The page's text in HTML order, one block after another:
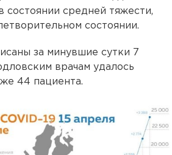
состоянии средней тяжести,
состоянии.
за минувшие сутки 7
врачам удалось
44 пациента.